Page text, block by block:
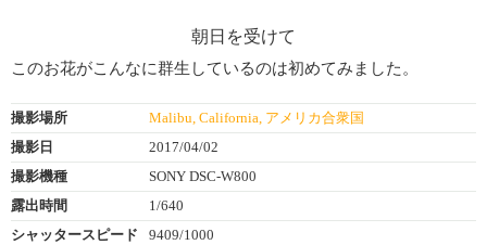
このお花がこんなに群生しているのは初めてみました。
撮影場所
Malibu, California, アメリカ合衆国
撮影日
2017/04/02
撮影機種
SONY DSC-W800
露出時間
1/640
シャッタースピード
9409/1000